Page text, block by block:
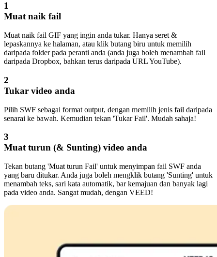
1
Muat naik fail
Muat naik fail GIF yang ingin anda tukar. Hanya seret &
lepaskannya ke halaman, atau klik butang biru untuk memilih
daripada folder pada peranti anda (anda juga boleh menambah fail
daripada Dropbox, bahkan terus daripada URL YouTube).
2
Tukar video anda
Pilih SWF sebagai format output, dengan memilih jenis fail daripada
senarai ke bawah. Kemudian tekan 'Tukar Fail'. Mudah sahaja!
3
Muat turun (& Sunting) video anda
Tekan butang 'Muat turun Fail' untuk menyimpan fail SWF anda
yang baru ditukar. Anda juga boleh mengklik butang 'Sunting' untuk
menambah teks, sari kata automatik, bar kemajuan dan banyak lagi
pada video anda. Sangat mudah, dengan VEED!